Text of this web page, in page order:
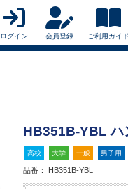
ログイン 会員登録 ご利用ガイド
HB351B-YBL ハ
高校 大学 一般 男子用
品番： HB351B-YBL